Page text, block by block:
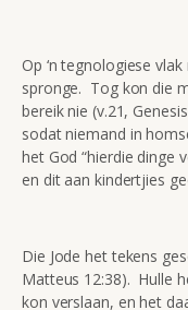
Op ‘n tegnologiese
spronge. Tog kon die
bereik nie (v.21,
sodat niemand in
het God “hierdie dinge
en dit aan kindertjies
Die Jode het tekens
Matteus 12:38). Hulle
kon verslaan, en het